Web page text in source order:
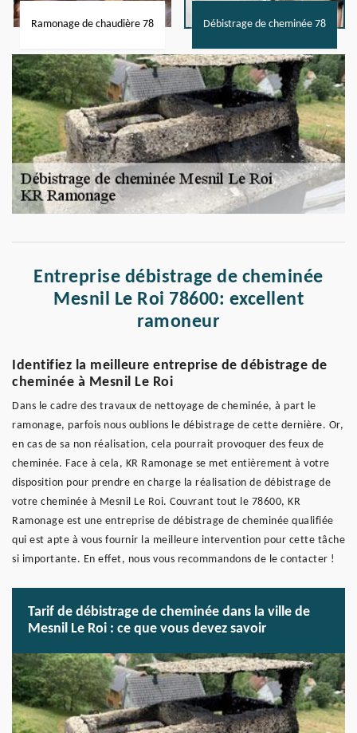
Ramonage de chaudière 78 Débistrage de cheminée 78
Entreprise débistrage de cheminée
Mesnil Le Roi 78600: excellent
ramoneur
Identifiez la meilleure entreprise de débistrage de
cheminée à Mesnil Le Roi
Dans le cadre des travaux de nettoyage de cheminée, à part le
ramonage, parfois nous oublions le débistrage de cette dernière. Or,
en cas de sa non réalisation, cela pourrait provoquer des feux de
cheminée. Face à cela, KR Ramonage se met entièrement à votre
disposition pour prendre en charge la réalisation de débistrage de
votre cheminée à Mesnil Le Roi. Couvrant tout le 78600, KR
Ramonage est une entreprise de débistrage de cheminée qualifiée
qui est apte à vous fournir la meilleure intervention pour cette tâche
si importante. En effet, nous vous recommandons de le contacter !
Tarif de débistrage de cheminée dans la ville de
Mesnil Le Roi : ce que vous devez savoir